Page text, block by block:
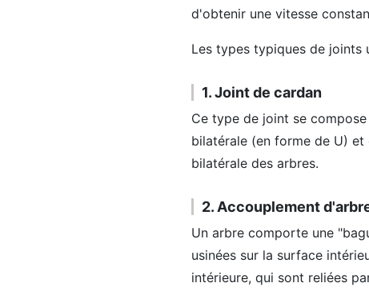
d'obtenir une vitesse
Les types typiques de joints
1. Joint de cardan
Ce type de joint se
bilatérale (en forme de U)
bilatérale des arbres.
2. Accouplement
Un arbre comporte une
usinées sur la surface
intérieure, qui sont reliées